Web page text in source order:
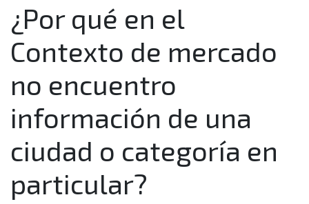
¿Para qué me sirve la información del Contexto de
mercado?
¿Cómo puedo filtrar o buscar información más
detallada?
¿Cómo puedo interpretar las gráficas que muestra la
sección de Contexto de mercado?
¿Por qué en el Contexto de mercado no encuentro
¿Por qué en el
Contexto de mercado
no encuentro
información de una
ciudad o categoría en
particular?